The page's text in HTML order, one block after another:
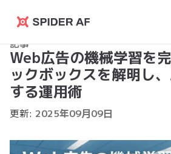
Spider
AF
記事
Web広告の機械学習を
ックボックスを解明し
する運用術
更新: 2025年09月09日